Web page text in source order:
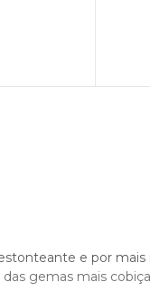
e por
gemas mais